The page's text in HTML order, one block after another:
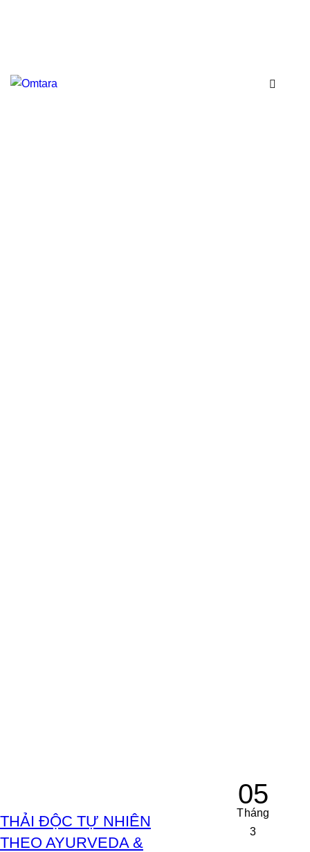
05
Tháng
3
THẢI ĐỘC TỰ NHIÊN
THEO AYURVEDA &